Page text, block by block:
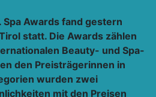
Awards fand gestern
statt. Die Awards zählen
Beauty- und Spa-
den Preisträgerinnen in
wurden zwei
mit den Preisen